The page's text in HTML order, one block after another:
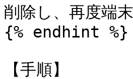
削除し、再度端
{% endhint %}
【手順】